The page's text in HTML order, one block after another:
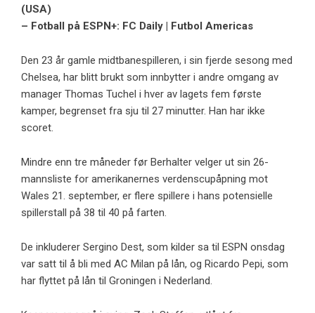
(USA)
– Fotball på ESPN+: FC Daily | Futbol Americas
Den 23 år gamle midtbanespilleren, i sin fjerde sesong med
Chelsea, har blitt brukt som innbytter i andre omgang av
manager Thomas Tuchel i hver av lagets fem første
kamper, begrenset fra sju til 27 minutter. Han har ikke
scoret.
Mindre enn tre måneder før Berhalter velger ut sin 26-
mannsliste for amerikanernes verdenscupåpning mot
Wales 21. september, er flere spillere i hans potensielle
spillerstall på 38 til 40 på farten.
De inkluderer Sergino Dest, som kilder sa til ESPN onsdag
var satt til å bli med AC Milan på lån, og Ricardo Pepi, som
har flyttet på lån til Groningen i Nederland.